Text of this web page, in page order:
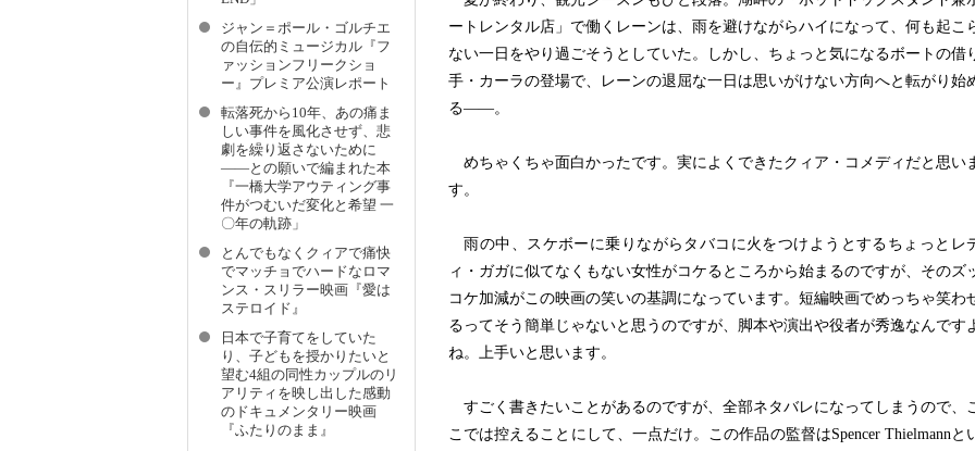
ートレンタル店」で働くレーンは、雨を避けながらハイになって、何も起こ
ない一日をやり過ごそうとしていた。しかし、ちょっと気になるボートの借
手・カーラの登場で、レーンの退屈な一日は思いがけない方向へと転がり始
る――。
めちゃくちゃ面白かったです。実によくできたクィア・コメディだと思い
す。
雨の中、スケボーに乗りながらタバコに火をつけようとするちょっとレ
ィ・ガガに似てなくもない女性がコケるところから始まるのですが、そのズ
コケ加減がこの映画の笑いの基調になっています。短編映画でめっちゃ笑わ
るってそう簡単じゃないと思うのですが、脚本や演出や役者が秀逸なんです
ね。上手いと思います。
すごく書きたいことがあるのですが、全部ネタバレになってしまうので、
こでは控えることにして、一点だけ。この作品の監督はSpencer Thielmannと
ジャン＝ポール・ゴルチエ
の自伝的ミュージカル『フ
ァッションフリークショ
ー』プレミア公演レポート
転落死から10年、あの痛ま
しい事件を風化させず、悲
劇を繰り返さないために
――との願いで編まれた本
『一橋大学アウティング事
件がつむいだ変化と希望 一
〇年の軌跡」
とんでもなくクィアで痛快
でマッチョでハードなロマ
ンス・スリラー映画『愛は
ステロイド』
日本で子育てをしていた
り、子どもを授かりたいと
望む4組の同性カップルのリ
アリティを映し出した感動
のドキュメンタリー映画
『ふたりのまま』